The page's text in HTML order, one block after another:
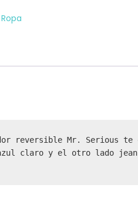
Ropa
reversible Mr. Serious
claro y el otro lado